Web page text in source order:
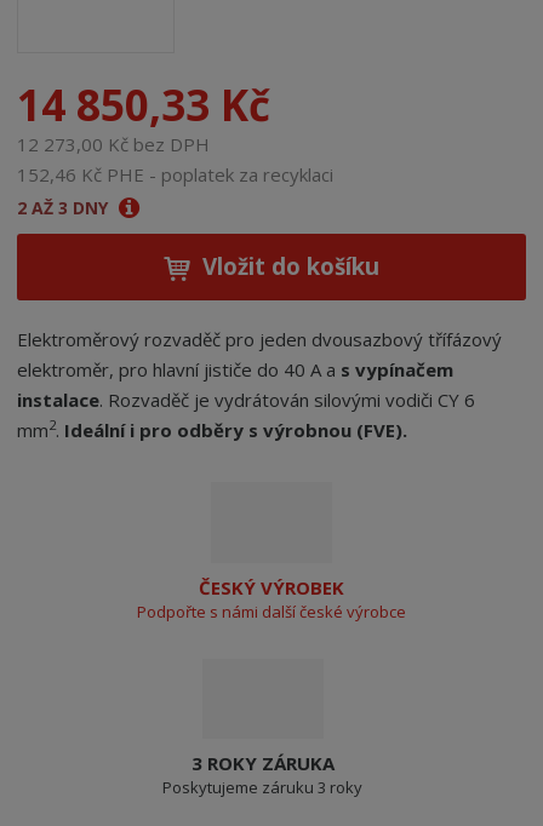
14 850,33 Kč
12 273,00 Kč bez DPH
152,46 Kč PHE - poplatek za recyklaci
2 AŽ 3 DNY
Vložit do košíku
Elektroměrový rozvaděč pro jeden dvousazbový třífázový
elektroměr, pro hlavní jističe do 40 A a s vypínačem
instalace. Rozvaděč je vydrátován silovými vodiči CY 6
mm2. Ideální i pro odběry s výrobnou (FVE).
ČESKÝ VÝROBEK
Podpořte s námi další české výrobce
3 ROKY ZÁRUKA
Poskytujeme záruku 3 roky